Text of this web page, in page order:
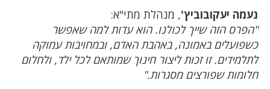
נעמה יעקובוביץ', מנהלת מתי"א:
"הפרס הזה שייך לכולנו. הוא עדות למה שאפשר
כשפועלים באמונה, באהבת האדם, ובמחויבות עמוקה
לתלמידים. זו זכות ליצור חינוך שמותאם לכל ילד, ולחלום
חלומות שפורצים מסגרות."